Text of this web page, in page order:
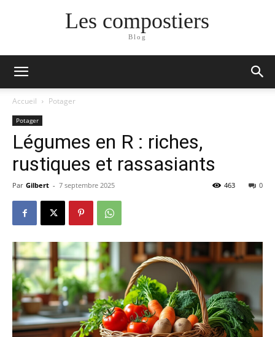
Les compostiers
Blog
Accueil Potager
Potager
Légumes en R : riches,
rustiques et rassasiants
Par Gilbert - 7 septembre 2025 0
463